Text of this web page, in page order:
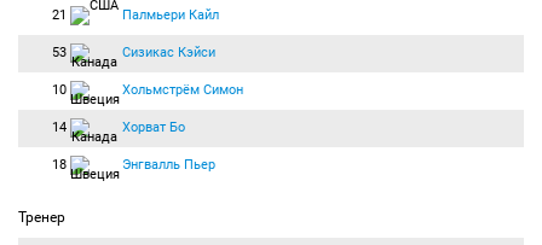
21 Палмьери Кайл
53 Сизикас Кэйси
10 Хольмстрём Симон
14 Хорват Бо
18 Энгвалль Пьер
Тренер